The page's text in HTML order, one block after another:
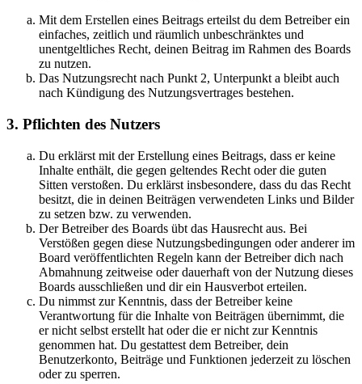
Mit dem Erstellen eines Beitrags erteilst du dem Betreiber ein
einfaches, zeitlich und räumlich unbeschränktes und
unentgeltliches Recht, deinen Beitrag im Rahmen des Boards
zu nutzen.
Das Nutzungsrecht nach Punkt 2, Unterpunkt a bleibt auch
nach Kündigung des Nutzungsvertrages bestehen.
3. Pflichten des Nutzers
Du erklärst mit der Erstellung eines Beitrags, dass er keine
Inhalte enthält, die gegen geltendes Recht oder die guten
Sitten verstoßen. Du erklärst insbesondere, dass du das Recht
besitzt, die in deinen Beiträgen verwendeten Links und Bilder
zu setzen bzw. zu verwenden.
Der Betreiber des Boards übt das Hausrecht aus. Bei
Verstößen gegen diese Nutzungsbedingungen oder anderer im
Board veröffentlichten Regeln kann der Betreiber dich nach
Abmahnung zeitweise oder dauerhaft von der Nutzung dieses
Boards ausschließen und dir ein Hausverbot erteilen.
Du nimmst zur Kenntnis, dass der Betreiber keine
Verantwortung für die Inhalte von Beiträgen übernimmt, die
er nicht selbst erstellt hat oder die er nicht zur Kenntnis
genommen hat. Du gestattest dem Betreiber, dein
Benutzerkonto, Beiträge und Funktionen jederzeit zu löschen
oder zu sperren.